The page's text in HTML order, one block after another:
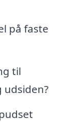
på faste
til